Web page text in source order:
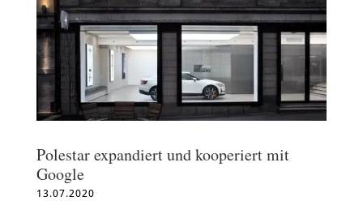
Polestar expandiert und kooperiert mit
Google
13.07.2020